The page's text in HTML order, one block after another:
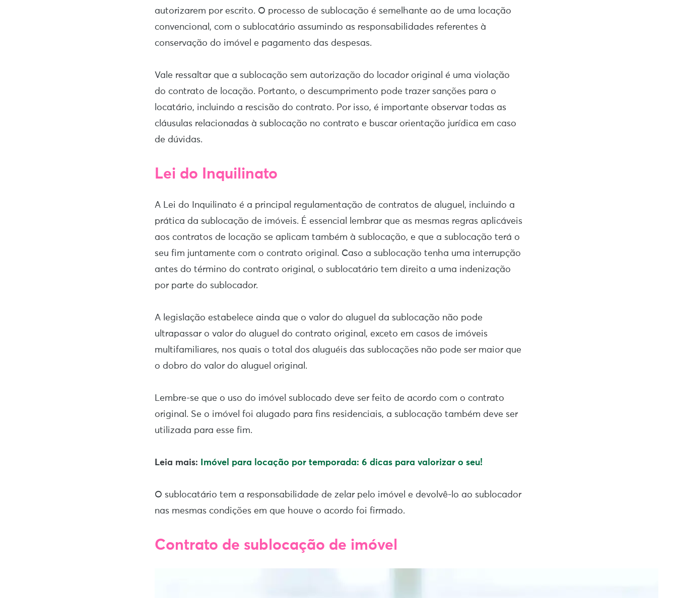
autorizarem por escrito. O processo de sublocação é semelhante ao de uma locação
convencional, com o sublocatário assumindo as responsabilidades referentes à
conservação do imóvel e pagamento das despesas.
Vale ressaltar que a sublocação sem autorização do locador original é uma violação
do contrato de locação. Portanto, o descumprimento pode trazer sanções para o
locatário, incluindo a rescisão do contrato. Por isso, é importante observar todas as
cláusulas relacionadas à sublocação no contrato e buscar orientação jurídica em caso
de dúvidas.
Lei do Inquilinato
A Lei do Inquilinato é a principal regulamentação de contratos de aluguel, incluindo a
prática da sublocação de imóveis. É essencial lembrar que as mesmas regras aplicáveis
aos contratos de locação se aplicam também à sublocação, e que a sublocação terá o
seu fim juntamente com o contrato original. Caso a sublocação tenha uma interrupção
antes do término do contrato original, o sublocatário tem direito a uma indenização
por parte do sublocador.
A legislação estabelece ainda que o valor do aluguel da sublocação não pode
ultrapassar o valor do aluguel do contrato original, exceto em casos de imóveis
multifamiliares, nos quais o total dos aluguéis das sublocações não pode ser maior que
o dobro do valor do aluguel original.
Lembre-se que o uso do imóvel sublocado deve ser feito de acordo com o contrato
original. Se o imóvel foi alugado para fins residenciais, a sublocação também deve ser
utilizada para esse fim.
Leia mais: Imóvel para locação por temporada: 6 dicas para valorizar o seu!
O sublocatário tem a responsabilidade de zelar pelo imóvel e devolvê-lo ao sublocador
nas mesmas condições em que houve o acordo foi firmado.
Contrato de sublocação de imóvel